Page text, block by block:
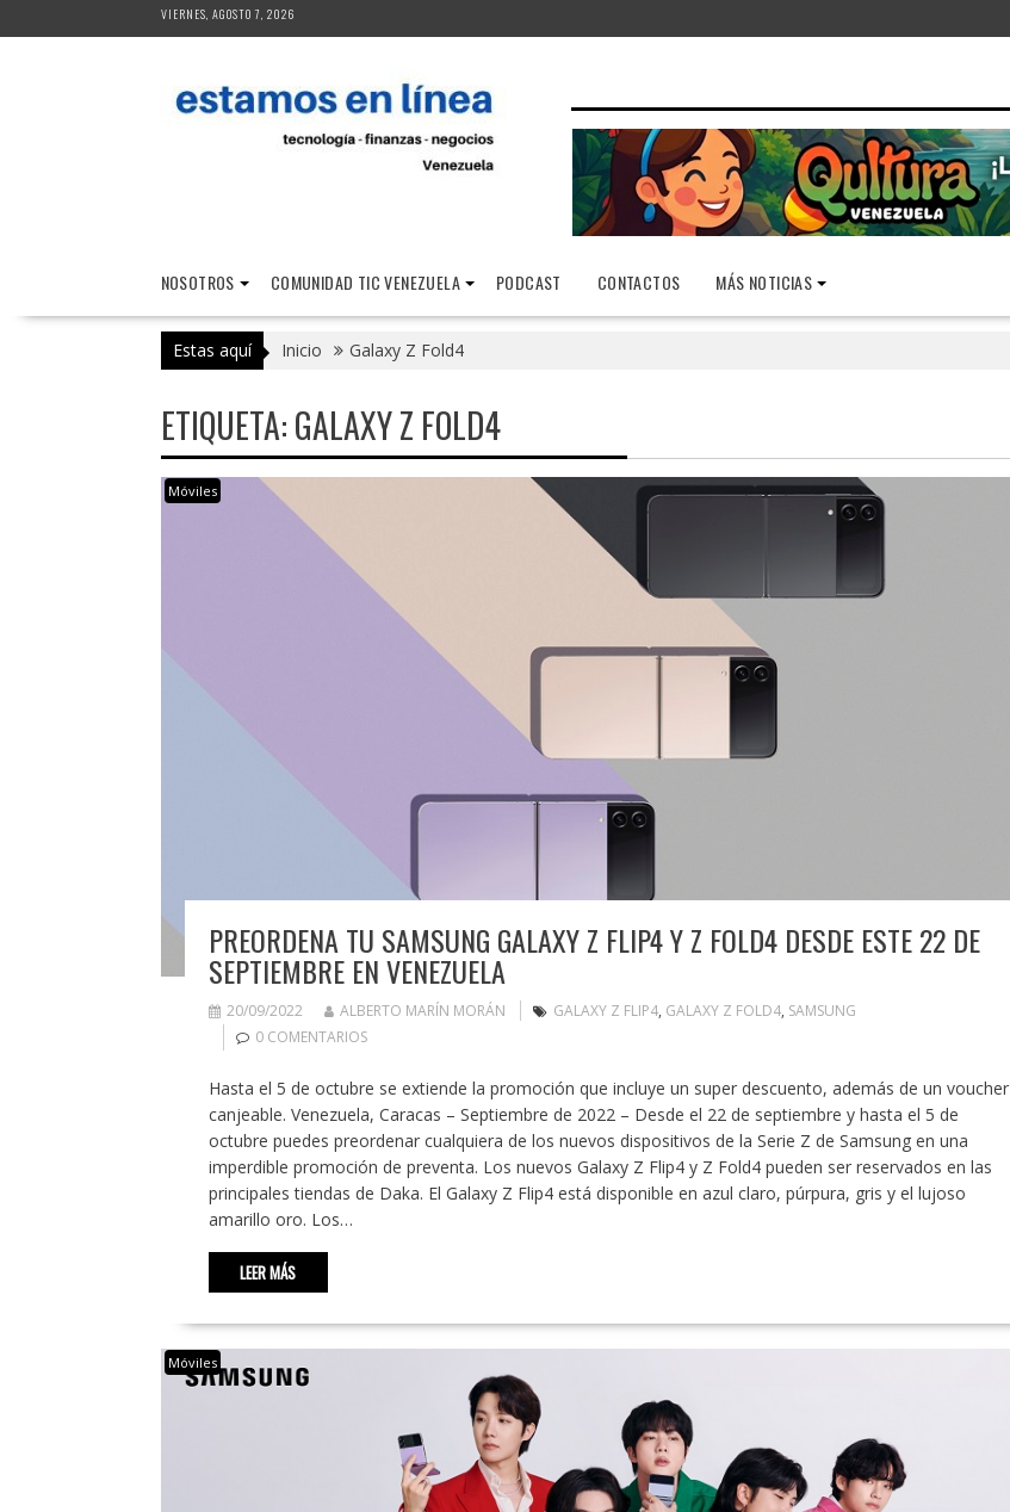
al
VIERNES, AGOSTO 7, 2026
NOSOTROS COMUNIDAD TIC VENEZUELA PODCAST CONTACTOS MÁS NOTICIAS
Estas aquí Inicio Galaxy Z Fold4
ETIQUETA:GALAXY Z FOLD4
Móviles
PREORDENA TU SAMSUNG GALAXY Z FLIP4 Y Z FOLD4 DESDE ESTE 22 DE
SEPTIEMBRE EN VENEZUELA
20/09/2022 ALBERTO MARÍN MORÁN GALAXY Z FLIP4, GALAXY Z FOLD4, SAMSUNG
0 COMENTARIOS
Hasta el 5 de octubre se extiende la promoción que incluye un super descuento, además de un voucher
canjeable. Venezuela, Caracas – Septiembre de 2022 – Desde el 22 de septiembre y hasta el 5 de
octubre puedes preordenar cualquiera de los nuevos dispositivos de la Serie Z de Samsung en una
imperdible promoción de preventa. Los nuevos Galaxy Z Flip4 y Z Fold4 pueden ser reservados en las
principales tiendas de Daka. El Galaxy Z Flip4 está disponible en azul claro, púrpura, gris y el lujoso
amarillo oro. Los…
LEER MÁS
Móviles